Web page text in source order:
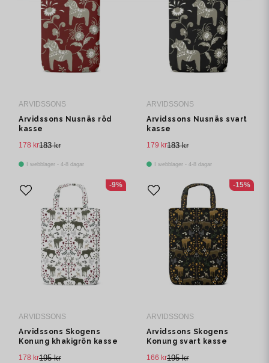
ARVIDSSONS
Arvidssons Nusnäs röd
kasse
183 kr
178 kr
I webblager - 4-8 dagar
ARVIDSSONS
Arvidssons Nusnäs svart
kasse
183 kr
179 kr
I webblager - 4-8 dagar
ARVIDSSONS
Arvidssons Skogens
Konung khakigrön kasse
195 kr
178 kr
-9%
ARVIDSSONS
Arvidssons Skogens
Konung svart kasse
195 kr
166 kr
-15%